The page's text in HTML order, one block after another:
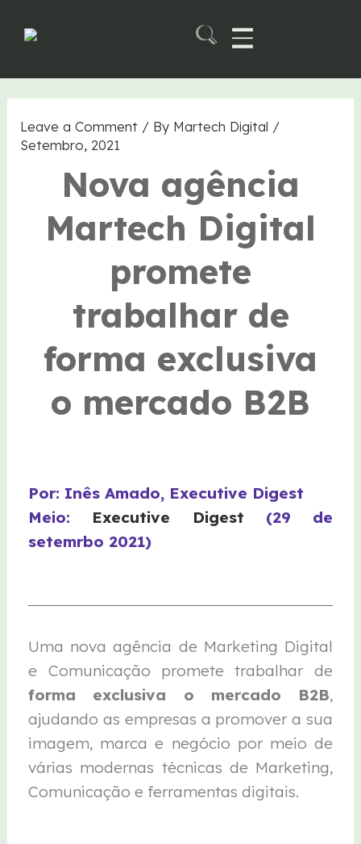
Leave a Comment / By Martech Digital /
Setembro, 2021
Nova agência
Martech Digital
promete
trabalhar de
forma exclusiva
o mercado B2B
Por: Inês Amado, Executive Digest
Meio: Executive Digest (29 de
setemrbo 2021)
Uma nova agência de Marketing Digital
e Comunicação promete trabalhar de
forma exclusiva o mercado B2B,
ajudando as empresas a promover a sua
imagem, marca e negócio por meio de
várias modernas técnicas de Marketing,
Comunicação e ferramentas digitais.